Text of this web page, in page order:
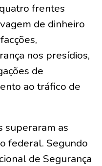
frentes
de dinheiro
nos presídios,
de
ao tráfico de
superaram as
federal. Segundo
de Segurança